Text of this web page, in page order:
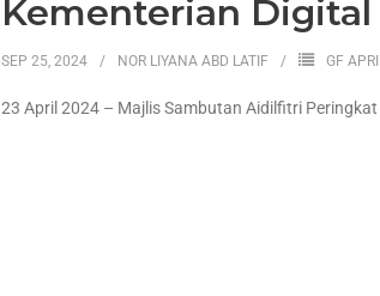
Kementerian Digital
SEP 25, 2024 NOR LIYANA ABD LATIF GF
23 April 2024 – Majlis Sambutan Aidilfitri Peringkat